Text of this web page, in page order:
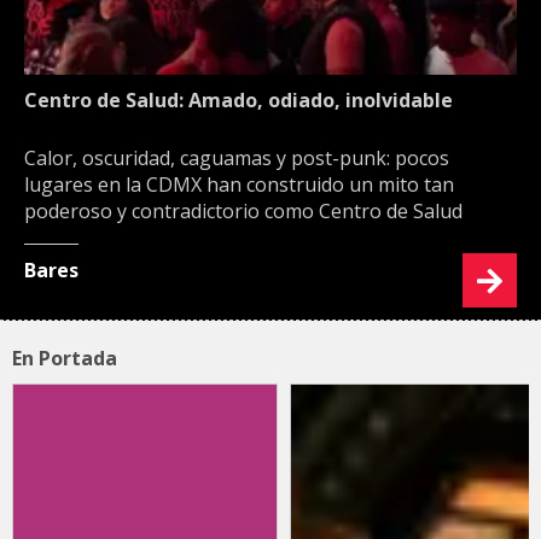
Centro de Salud: Amado, odiado, inolvidable
Calor, oscuridad, caguamas y post-punk: pocos
lugares en la CDMX han construido un mito tan
poderoso y contradictorio como Centro de Salud
Bares
En Portada